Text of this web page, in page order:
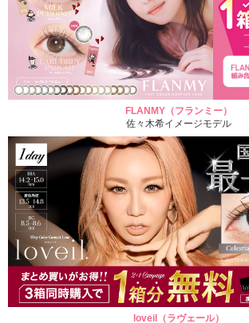
FLANMY（フランミー）
佐々木希イメージモデル
loveil（ラヴェール）